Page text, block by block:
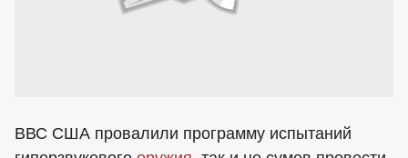
ВВС США провалили программу испытаний